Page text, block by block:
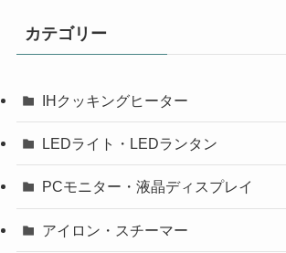
カテゴリー
IHクッキングヒーター
LEDライト・LEDランタン
PCモニター・液晶ディスプレイ
アイロン・スチーマー